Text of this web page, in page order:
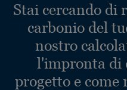
Stai cercando
carbonio del
nostro
l'impronta di
progetto e